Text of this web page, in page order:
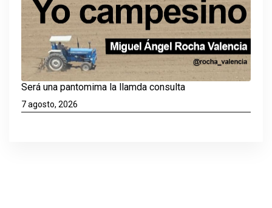
Será una pantomima la llamda consulta
7 agosto, 2026